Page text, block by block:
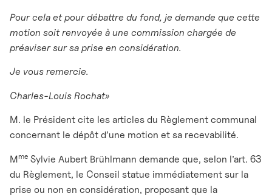
Pour cela et pour débattre du fond, je demande que cette
motion soit renvoyée à une commission chargée de
préaviser sur sa prise en considération.
Je vous remercie.
Charles-Louis Rochat»
M. le Président cite les articles du Règlement communal
concernant le dépôt d’une motion et sa recevabilité.
Mme Sylvie Aubert Brühlmann demande que, selon l’art. 63
du Règlement, le Conseil statue immédiatement sur la
prise ou non en considération, proposant que la